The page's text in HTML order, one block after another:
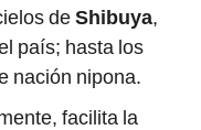
deShibuya,
país; hasta los
nación nipona.
facilita la